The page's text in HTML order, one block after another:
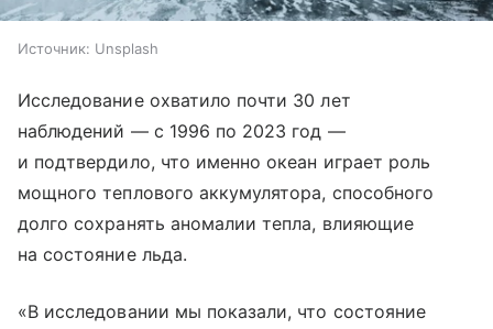
Источник: Unsplash
Исследование охватило почти 30 лет
наблюдений — с 1996 по 2023 год —
и подтвердило, что именно океан играет роль
мощного теплового аккумулятора, способного
долго сохранять аномалии тепла, влияющие
на состояние льда.
«В исследовании мы показали, что состояние